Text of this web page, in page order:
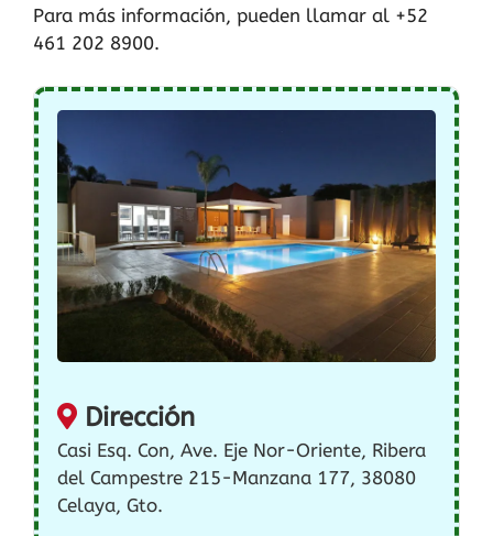
Para más información, pueden llamar al +52
461 202 8900.
Dirección
Casi Esq. Con, Ave. Eje Nor-Oriente, Ribera
del Campestre 215-Manzana 177, 38080
Celaya, Gto.